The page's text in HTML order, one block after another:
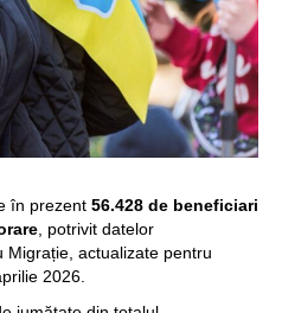
în prezent 56.428 de beneficiari
, potrivit datelor
Migrație, actualizate pentru
2026.